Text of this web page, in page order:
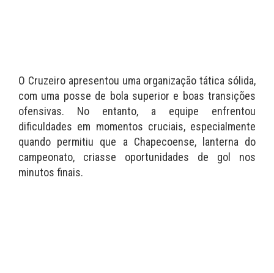
O Cruzeiro apresentou uma organização tática sólida,
com uma posse de bola superior e boas transições
ofensivas. No entanto, a equipe enfrentou
dificuldades em momentos cruciais, especialmente
quando permitiu que a Chapecoense, lanterna do
campeonato, criasse oportunidades de gol nos
minutos finais.